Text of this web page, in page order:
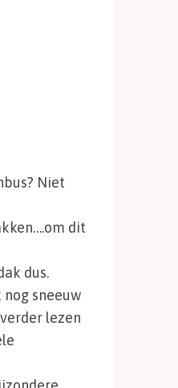
Niet
dit
dus.
sneeuw
lezen